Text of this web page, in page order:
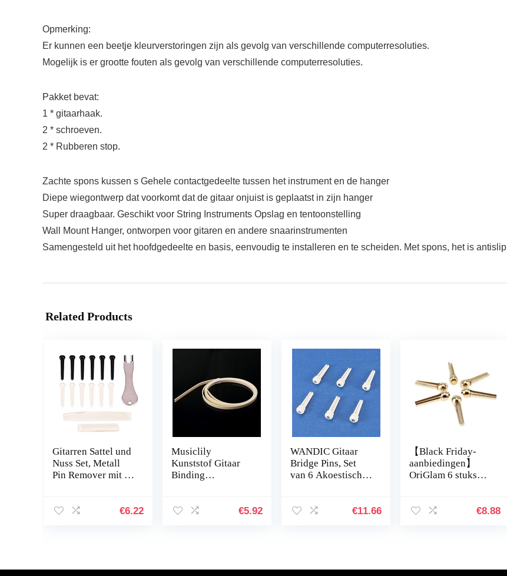
Opmerking:
Er kunnen een beetje kleurverstoringen zijn als gevolg van verschillende computerresoluties.
Mogelijk is er grootte fouten als gevolg van verschillende computerresoluties.
Pakket bevat:
1 * gitaarhaak.
2 * schroeven.
2 * Rubberen stop.
Zachte spons kussen s Gehele contactgedeelte tussen het instrument en de hanger
Diepe wiegontwerp dat voorkomt dat de gitaar onjuist is geplaatst in zijn hanger
Super draagbaar. Geschikt voor String Instruments Opslag en tentoonstelling
Wall Mount Hanger, ontworpen voor gitaren en andere snaarinstrumenten
Samengesteld uit het hoofdgedeelte en basis, eenvoudig te installeren en te scheiden. Met spons, het is antislip
Related Products
Gitarren Sattel und
Nuss Set, Metall
Pin Remover mit 12
Werkzeuge
€6.22
Musiclily
Kunststof Gitaar
Binding
€5.92
WANDIC Gitaar
Bridge Pins, Set
van 6 Akoestische
3mm Groene Parel
€11.66
【Black Friday-
aanbiedingen】
OriGlam 6 stuks
pinnen,
gitaren
€8.88